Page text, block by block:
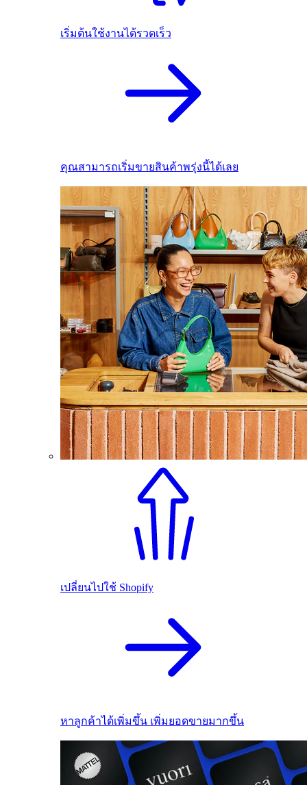
เริ่มต้นใช้งานได้รวดเร็ว
คุณสามารถเริ่มขายสินค้าพรุ่งนี้ได้เลย
เปลี่ยนไปใช้ Shopify
หาลูกค้าได้เพิ่มขึ้น เพิ่มยอดขายมากขึ้น